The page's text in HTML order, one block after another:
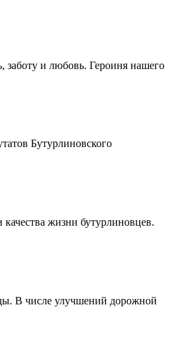
заботу и любовь. Героиня нашего
Бутурлиновского
жизни бутурлиновцев.
В числе улучшений дорожной